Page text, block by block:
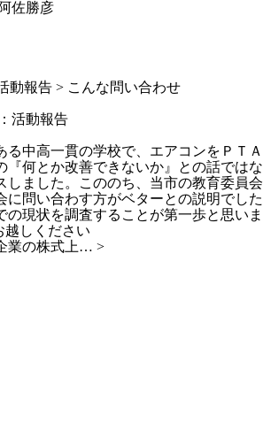
動報告 > こんな問い合わせ
活動報告
る中高一貫の学校で、エアコンをＰＴ
『何とか改善できないか』との話では
しました。こののち、当市の教育委員
に問い合わす方がベターとの説明でし
の現状を調査することが第一歩と思い
越しください
業の株式上… >